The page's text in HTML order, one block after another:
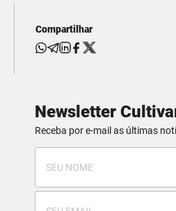
Compartilhar
Newsletter
Receba por e-mail as últimas